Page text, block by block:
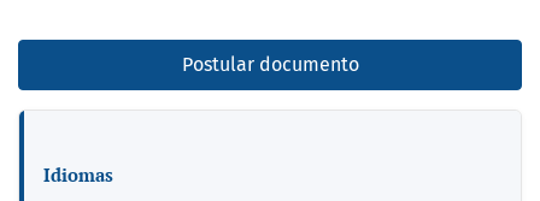
Postular documento
Idiomas